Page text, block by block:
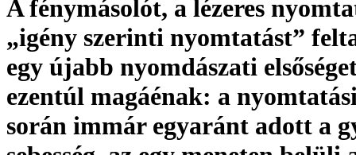
A fénymásolót, a lézeres
„igény szerinti nyomtatást”
egy újabb nyomdászati
ezentúl magáénak: a
során immár egyaránt adott a